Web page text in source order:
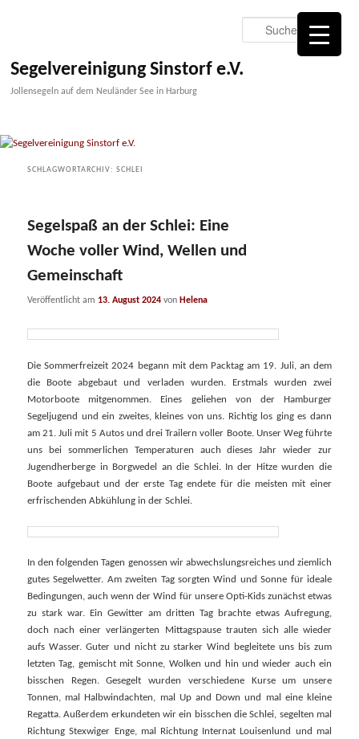
Segelvereinigung Sinstorf e.V.
Jollensegeln auf dem Neuländer See in Harburg
SCHLAGWORTARCHIV:SCHLEI
Segelspaß an der Schlei: Eine
Woche voller Wind, Wellen und
Gemeinschaft
Veröffentlicht am 13. August 2024 von Helena
Die Sommerfreizeit 2024 begann mit dem Packtag am 19. Juli, an dem
die Boote abgebaut und verladen wurden. Erstmals wurden zwei
Motorboote mitgenommen. Eines geliehen von der Hamburger
Segeljugend und ein zweites, kleines von uns. Richtig los ging es dann
am 21. Juli mit 5 Autos und drei Trailern voller Boote. Unser Weg führte
uns bei sommerlichen Temperaturen auch dieses Jahr wieder zur
Jugendherberge in Borgwedel an die Schlei. In der Hitze wurden die
Boote aufgebaut und der erste Tag endete für die meisten mit einer
erfrischenden Abkühlung in der Schlei.
In den folgenden Tagen genossen wir abwechslungsreiches und ziemlich
gutes Segelwetter. Am zweiten Tag sorgten Wind und Sonne für ideale
Bedingungen, auch wenn der Wind für unsere Opti-Kids zunächst etwas
zu stark war. Ein Gewitter am dritten Tag brachte etwas Aufregung,
doch nach einer verlängerten Mittagspause trauten sich alle wieder
aufs Wasser. Guter und nicht zu starker Wind begleitete uns bis zum
letzten Tag, gemischt mit Sonne, Wolken und hin und wieder auch ein
bisschen Regen. Gesegelt wurden verschiedene Kurse um unsere
Tonnen, mal Halbwindachten, mal Up and Down und mal eine kleine
Regatta. Außerdem erkundeten wir ein bisschen die Schlei, segelten mal
Richtung Stexwiger Enge, mal Richtung Internat Louisenlund und mal